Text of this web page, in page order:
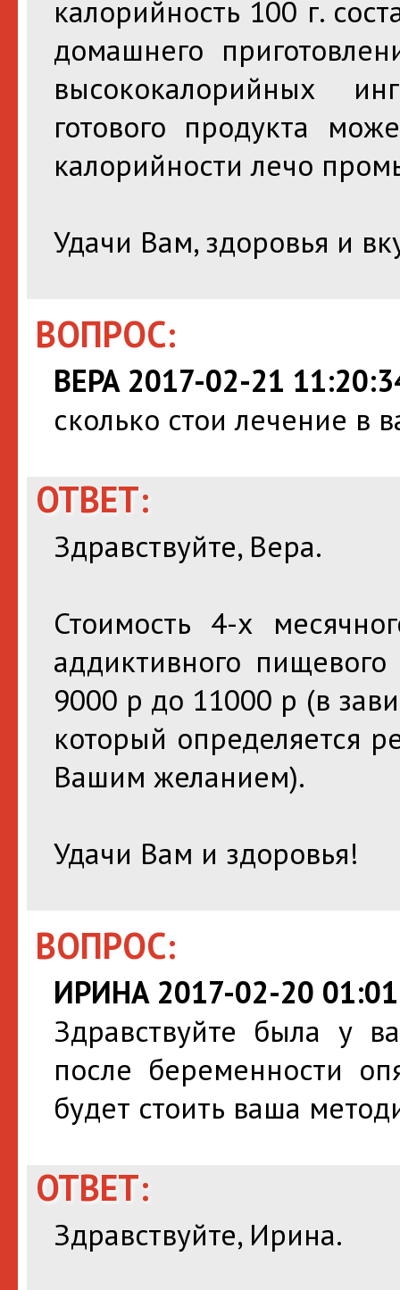
калорийность 100 г.
домашнего
высококалорийных
готового продукта
калорийности лечо
Удачи Вам, здоровья и
ВОПРОС:
ВЕРА 2017-02-21
сколько стои лечение в
ОТВЕТ:
Здравствуйте, Вера.
Стоимость 4-х
аддиктивного
9000 р до 11000 р (в
который определяется
Вашим желанием).
Удачи Вам и здоровья!
ВОПРОС:
ИРИНА 2017-02-20
Здравствуйте была у
после беременности
будет стоить ваша
ОТВЕТ:
Здравствуйте, Ирина.